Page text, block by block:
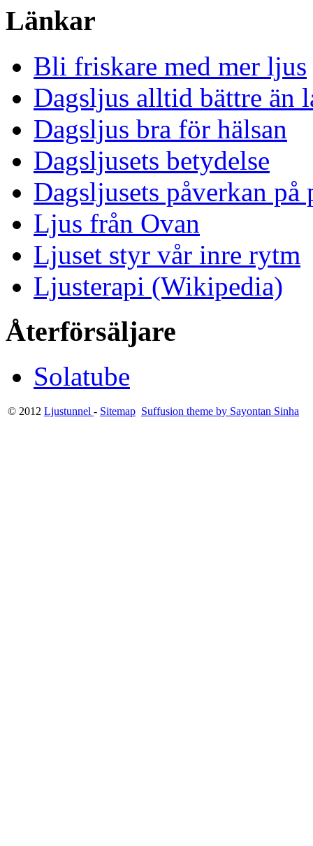
Länkar
Bli friskare med mer ljus
Dagsljus alltid bättre än
Dagsljus bra för hälsan
Dagsljusets betydelse
Dagsljusets påverkan på
Ljus från Ovan
Ljuset styr vår inre rytm
Ljusterapi (Wikipedia)
Återförsäljare
Solatube
© 2012 Ljustunnel - Sitemap Suffusion theme by Sayontan Sinha